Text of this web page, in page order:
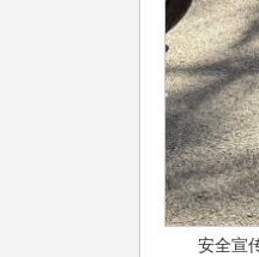
安全宣